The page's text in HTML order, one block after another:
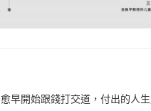
愈早開始跟錢打交道，付出的人生